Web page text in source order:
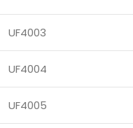
UF4003
UF4004
UF4005